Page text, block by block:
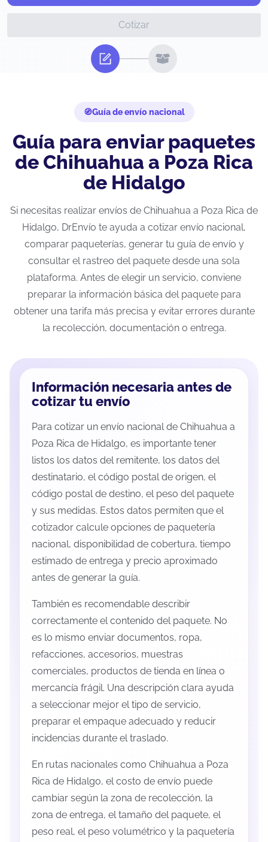
Cotizar
Guía de envío nacional
Guía para enviar paquetes
de Chihuahua a Poza Rica
de Hidalgo
Si necesitas realizar envíos de Chihuahua a Poza Rica de
Hidalgo, DrEnvío te ayuda a cotizar envío nacional,
comparar paqueterías, generar tu guía de envío y
consultar el rastreo del paquete desde una sola
plataforma. Antes de elegir un servicio, conviene
preparar la información básica del paquete para
obtener una tarifa más precisa y evitar errores durante
la recolección, documentación o entrega.
Información necesaria antes de
cotizar tu envío
Para cotizar un envío nacional de Chihuahua a
Poza Rica de Hidalgo, es importante tener
listos los datos del remitente, los datos del
destinatario, el código postal de origen, el
código postal de destino, el peso del paquete
y sus medidas. Estos datos permiten que el
cotizador calcule opciones de paquetería
nacional, disponibilidad de cobertura, tiempo
estimado de entrega y precio aproximado
antes de generar la guía.
También es recomendable describir
correctamente el contenido del paquete. No
es lo mismo enviar documentos, ropa,
refacciones, accesorios, muestras
comerciales, productos de tienda en línea o
mercancía frágil. Una descripción clara ayuda
a seleccionar mejor el tipo de servicio,
preparar el empaque adecuado y reducir
incidencias durante el traslado.
En rutas nacionales como Chihuahua a Poza
Rica de Hidalgo, el costo de envío puede
cambiar según la zona de recolección, la
zona de entrega, el tamaño del paquete, el
peso real, el peso volumétrico y la paquetería